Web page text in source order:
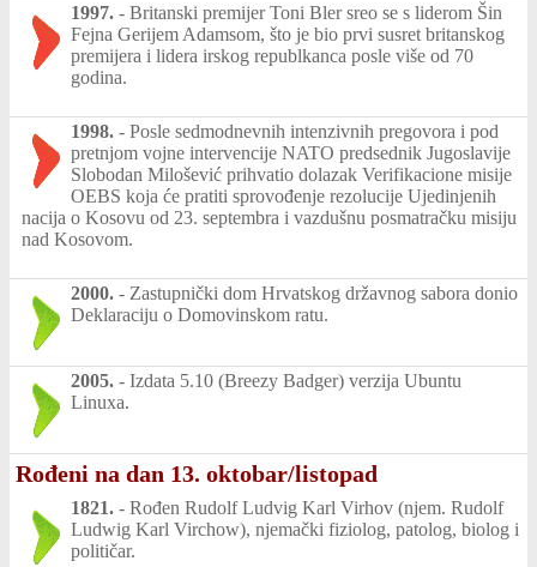
1997. - Britanski premijer Toni Bler sreo se s liderom Šin
Fejna Gerijem Adamsom, što je bio prvi susret britanskog
premijera i lidera irskog republkanca posle više od 70
godina.
1998. - Posle sedmodnevnih intenzivnih pregovora i pod
pretnjom vojne intervencije NATO predsednik Jugoslavije
Slobodan Milošević prihvatio dolazak Verifikacione misije
OEBS koja će pratiti sprovođenje rezolucije Ujedinjenih
nacija o Kosovu od 23. septembra i vazdušnu posmatračku misiju
nad Kosovom.
2000. - Zastupnički dom Hrvatskog državnog sabora donio
Deklaraciju o Domovinskom ratu.
2005. - Izdata 5.10 (Breezy Badger) verzija Ubuntu
Linuxa.
Rođeni na dan 13. oktobar/listopad
1821. - Rođen Rudolf Ludvig Karl Virhov (njem. Rudolf
Ludwig Karl Virchow), njemački fiziolog, patolog, biolog i
političar.